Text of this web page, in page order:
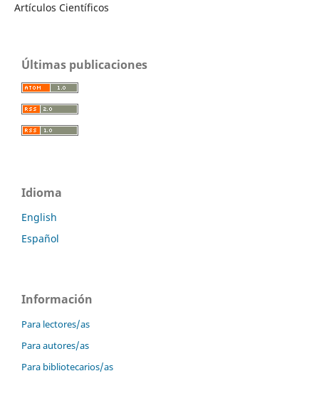
Artículos Científicos
Últimas publicaciones
Idioma
English
Español
Información
Para lectores/as
Para autores/as
Para bibliotecarios/as